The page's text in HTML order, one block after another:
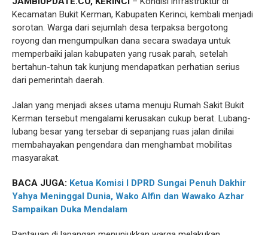
Kecamatan Bukit Kerman, Kabupaten Kerinci, kembali menjadi
sorotan. Warga dari sejumlah desa terpaksa bergotong
royong dan mengumpulkan dana secara swadaya untuk
memperbaiki jalan kabupaten yang rusak parah, setelah
bertahun-tahun tak kunjung mendapatkan perhatian serius
dari pemerintah daerah.
Jalan yang menjadi akses utama menuju Rumah Sakit Bukit
Kerman tersebut mengalami kerusakan cukup berat. Lubang-
lubang besar yang tersebar di sepanjang ruas jalan dinilai
membahayakan pengendara dan menghambat mobilitas
masyarakat.
BACA JUGA: Ketua Komisi I DPRD Sungai Penuh Dakhir
Yahya Meninggal Dunia, Wako Alfin dan Wawako Azhar
Sampaikan Duka Mendalam